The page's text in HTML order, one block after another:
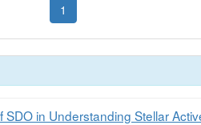
1
in Understanding Stellar